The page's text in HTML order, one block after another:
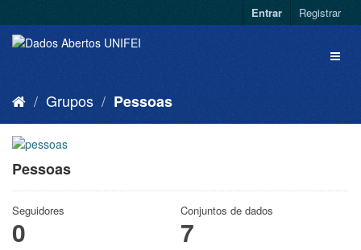
Entrar Registrar
Grupos Pessoas
Pessoas
Seguidores
0
Conjuntos de dados
7